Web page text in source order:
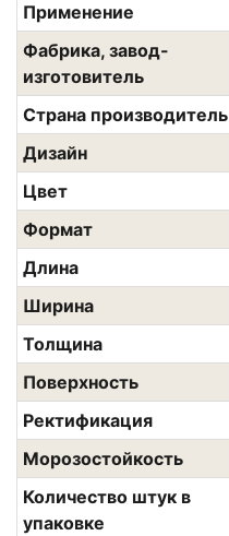
Применение
Фабрика, завод-
изготовитель
Страна производитель
Дизайн
Цвет
Формат
Длина
Ширина
Толщина
Поверхность
Ректификация
Морозостойкость
Количество штук в
упаковке